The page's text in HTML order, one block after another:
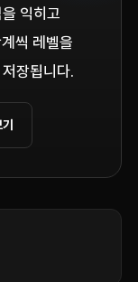
익히고
씩 레벨을
장됩니다.